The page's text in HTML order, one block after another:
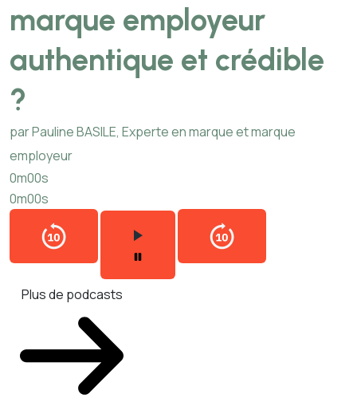
marque employeur
authentique et crédible
?
par Pauline BASILE, Experte en marque et marque
employeur
0m00s
0m00s
Plus de podcasts